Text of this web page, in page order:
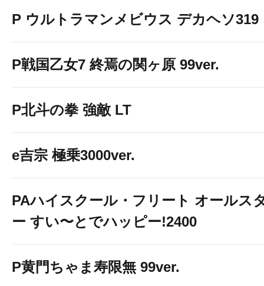
P ウルトラマンメビウス デカヘソ319
P戦国乙女7 終焉の関ヶ原 99ver.
P北斗の拳 強敵 LT
e吉宗 極乗3000ver.
PAハイスクール・フリート オールス
ー すい〜とでハッピー!2400
P黄門ちゃま寿限無 99ver.